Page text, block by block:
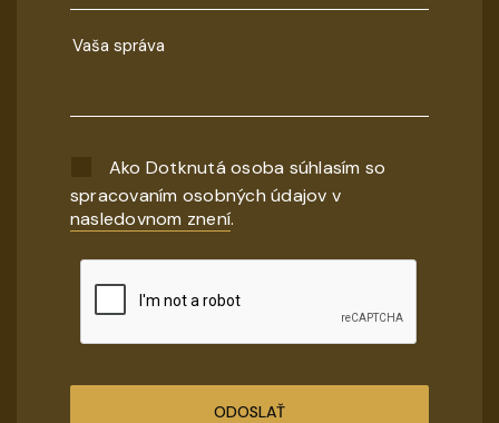
Ako Dotknutá osoba súhlasím so
spracovaním osobných údajov v
nasledovnom znení.
ODOSLAŤ